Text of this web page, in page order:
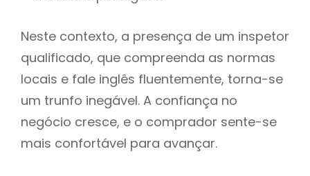
Neste contexto, a presença de um inspetor
qualificado, que compreenda as normas
locais e fale inglês fluentemente, torna-se
um trunfo inegável. A confiança no
negócio cresce, e o comprador sente-se
mais confortável para avançar.